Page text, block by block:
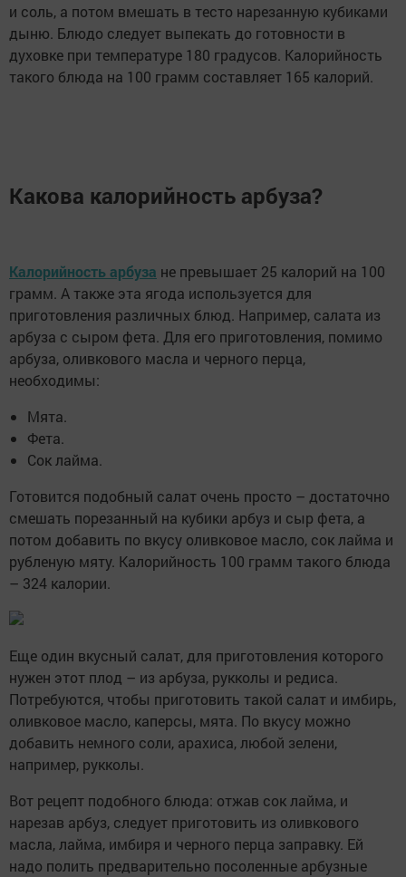
и соль, а потом вмешать в тесто нарезанную кубиками
дыню. Блюдо следует выпекать до готовности в
духовке при температуре 180 градусов. Калорийность
такого блюда на 100 грамм составляет 165 калорий.
Какова калорийность арбуза?
Калорийность арбуза не превышает 25 калорий на 100
грамм. А также эта ягода используется для
приготовления различных блюд. Например, салата из
арбуза с сыром фета. Для его приготовления, помимо
арбуза, оливкового масла и черного перца,
необходимы:
Мята.
Фета.
Сок лайма.
Готовится подобный салат очень просто – достаточно
смешать порезанный на кубики арбуз и сыр фета, а
потом добавить по вкусу оливковое масло, сок лайма и
рубленую мяту. Калорийность 100 грамм такого блюда
– 324 калории.
Еще один вкусный салат, для приготовления которого
нужен этот плод – из арбуза, рукколы и редиса.
Потребуются, чтобы приготовить такой салат и имбирь,
оливковое масло, каперсы, мята. По вкусу можно
добавить немного соли, арахиса, любой зелени,
например, рукколы.
Вот рецепт подобного блюда: отжав сок лайма, и
нарезав арбуз, следует приготовить из оливкового
масла, лайма, имбиря и черного перца заправку. Ей
надо полить предварительно посоленные арбузные